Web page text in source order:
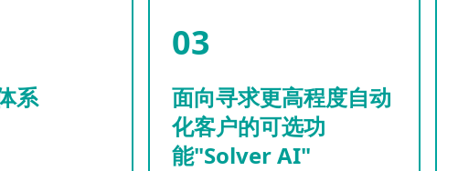
系
03
面向寻求更高程度自动
化客户的可选功
能"Solver AI"